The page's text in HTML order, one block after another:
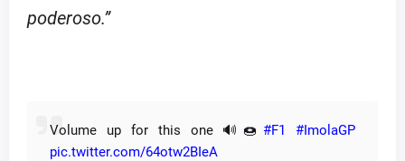
poderoso.”
Volume up for this one 🔊🍩#F1
#ImolaGP
pic.twitter.com/64otw2BIeA